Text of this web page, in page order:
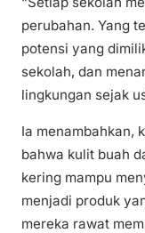
perubahan. Yang
potensi yang
sekolah, dan
lingkungan sejak
Ia menambahkan,
bahwa kulit buah
kering mampu
menjadi produk
mereka rawat